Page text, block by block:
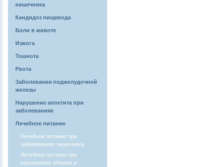
кишечника
Кандидоз пищевода
Боли в животе
Изжога
Тошнота
Рвота
Заболевания поджелудочной
железы
Нарушение аппетита при
заболеваниях
Лечебное питание
Лечебное питание при
заболеваниях кишечника
Лечебное питание при
нарушениях обмена и